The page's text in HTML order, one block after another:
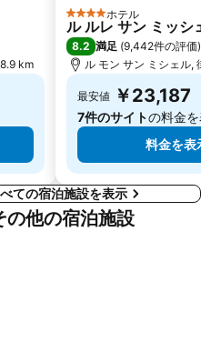
km
4 ホテルのランク
ホテル
ル ルレ サン ミッシ
8.2 満足 (9,442件の評価)
ル モン サン ミシェル,
最安値 ￥23,187
7件のサイトの料金
料金を表
ての宿泊施設を表示
の他の宿泊施設